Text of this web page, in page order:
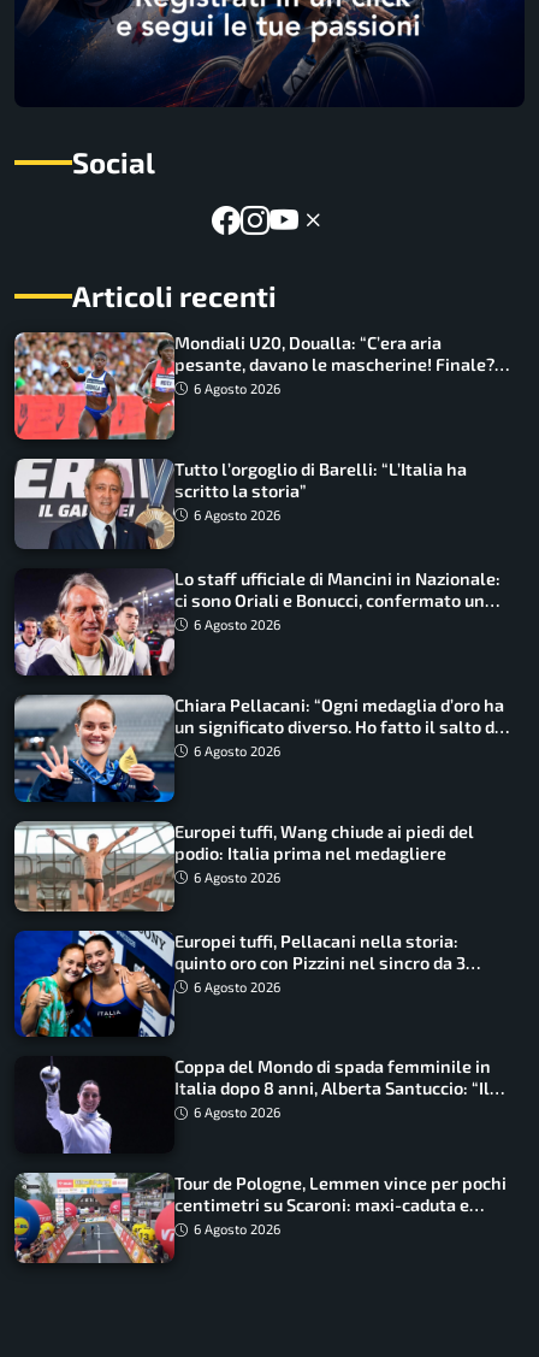
Social
Articoli recenti
Mondiali U20, Doualla: “C’era aria
pesante, davano le mascherine! Finale?
Non ho nulla da perdere”
6 Agosto 2026
Tutto l’orgoglio di Barelli: “L’Italia ha
scritto la storia”
6 Agosto 2026
Lo staff ufficiale di Mancini in Nazionale:
ci sono Oriali e Bonucci, confermato un
ritorno
6 Agosto 2026
Chiara Pellacani: “Ogni medaglia d’oro ha
un significato diverso. Ho fatto il salto di
qualità”
6 Agosto 2026
Europei tuffi, Wang chiude ai piedi del
podio: Italia prima nel medagliere
6 Agosto 2026
Europei tuffi, Pellacani nella storia:
quinto oro con Pizzini nel sincro da 3
metri
6 Agosto 2026
Coppa del Mondo di spada femminile in
Italia dopo 8 anni, Alberta Santuccio: “Il
lavoro dà sempre i suoi frutti”
6 Agosto 2026
Tour de Pologne, Lemmen vince per pochi
centimetri su Scaroni: maxi-caduta e
tappa accorciata
6 Agosto 2026